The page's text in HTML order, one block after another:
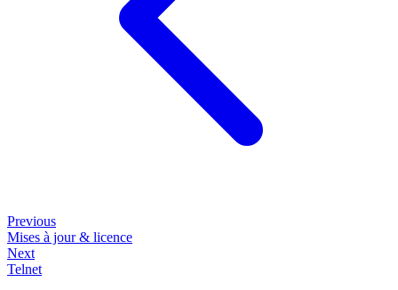
Previous
Mises à jour & licence
Next
Telnet